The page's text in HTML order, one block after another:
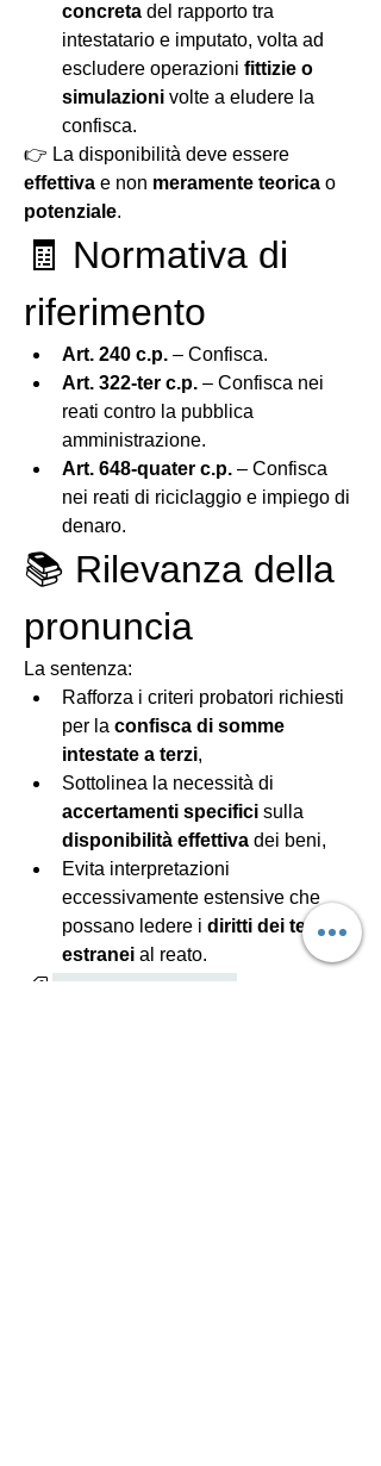
concreta del rapporto tra
intestatario e imputato, volta ad
escludere operazioni fittizie o
simulazioni volte a eludere la
confisca.
effettiva e non meramente teorica
potenziale.
🧾 Normativa di
riferimento
Art. 240 c.p. – Confisca.
Art. 322-ter c.p. – Confisca nei
reati contro la pubblica
amministrazione.
Art. 648-quater c.p. – Confisca
nei reati di riciclaggio e impiego di
denaro.
📚 Rilevanza della
pronuncia
La sentenza:
Rafforza i criteri probatori richiesti
per la confisca di somme
intestate a terzi,
accertamenti specifici
disponibilità effettiva dei beni,
Evita interpretazioni
eccessivamente estensive che
possano ledere i diritti dei terzi
estranei al reato.
Misure patrimoniali penali